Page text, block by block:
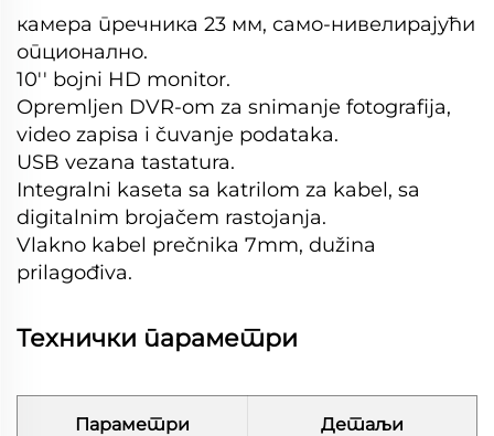
камера пречника 23 мм, само-нивелирајући
опционално.
10'' bojni HD monitor.
Opremljen DVR-om za snimanje fotografija,
video zapisa i čuvanje podataka.
USB vezana tastatura.
Integralni kaseta sa katrilom za kabel, sa
digitalnim brojačem rastojanja.
Vlakno kabel prečnika 7mm, dužina
prilagođiva.
Технички параметри
Параметри Детаљи